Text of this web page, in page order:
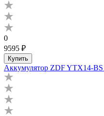
0
9595 ₽
Купить
Аккумулятор ZDF YTX14-